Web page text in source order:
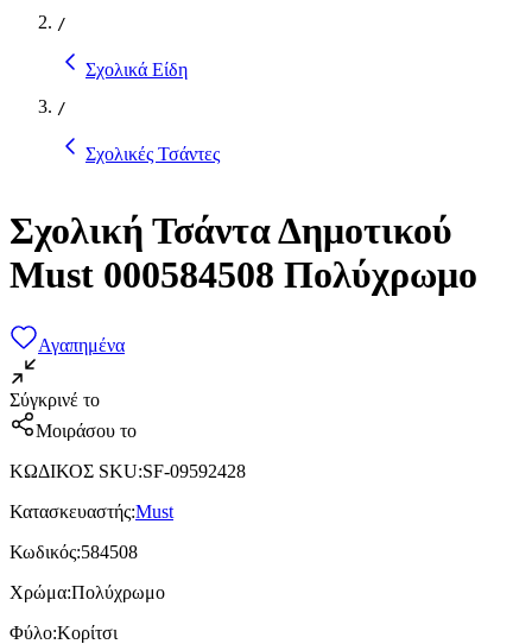
/
Σχολικά Είδη
/
Σχολικές Τσάντες
Σχολική Τσάντα Δημοτικού
Must 000584508 Πολύχρωμο
Αγαπημένα
Σύγκρινέ το
Μοιράσου το
ΚΩΔΙΚΟΣ SKU:SF-09592428
Κατασκευαστής:Must
Κωδικός:584508
Χρώμα:Πολύχρωμο
Φύλο:Κορίτσι